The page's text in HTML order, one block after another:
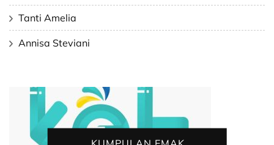
Tanti Amelia
Annisa Steviani